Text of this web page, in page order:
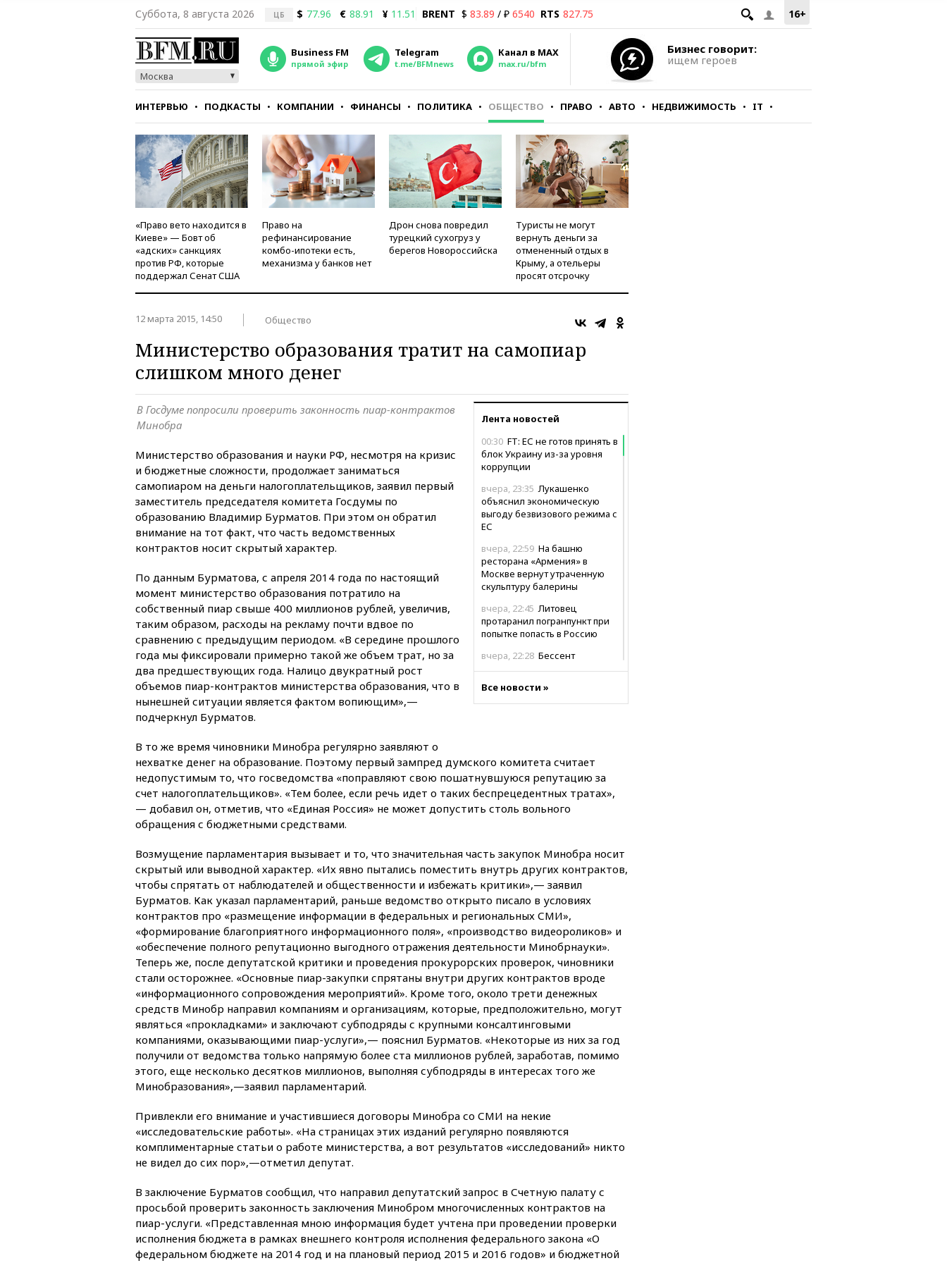
16+
Суббота, 8 августа 2026 ЦБ $ 77.96 € 88.91 ¥ 11.51 BRENT $ 83.89 / ₽ 6540 RTS 827.75
Москва
Business FM
прямой эфир
Telegram
t.me/BFMnews
Канал в MAX
max.ru/bfm
Бизнес говорит:
ищем героев
ИНТЕРВЬЮ ПОДКАСТЫ КОМПАНИИ ФИНАНСЫ ПОЛИТИКА ОБЩЕСТВО ПРАВО АВТО НЕДВИЖИМОСТЬ IT
СТИЛЬ ТЕСТЫ
«Право вето находится в
Киеве» — Бовт об
«адских» санкциях
против РФ, которые
поддержал Сенат США
Право на
рефинансирование
комбо-ипотеки есть,
механизма у банков нет
Дрон снова повредил
турецкий сухогруз у
берегов Новороссийска
Туристы не могут
вернуть деньги за
отмененный отдых в
Крыму, а отельеры
просят отсрочку
12 марта 2015, 14:50 Общество
Министерство образования тратит на самопиар
слишком много денег
Лента новостей
00:30 FT: ЕС не готов принять в
блок Украину из-за уровня
коррупции
вчера, 23:35 Лукашенко
объяснил экономическую
выгоду безвизового режима с
ЕС
вчера, 22:59 На башню
ресторана «Армения» в
Москве вернут утраченную
скульптуру балерины
вчера, 22:45 Литовец
протаранил погранпункт при
попытке попасть в Россию
вчера, 22:28 Бессент
огня США и Ирана
вчера, 22:00Путин поручил
выделить средства на новые
РЛС для Белгородской
области
использовании Starlink для
атак вглубь РФ
вчера, 21:35
После пожара на
складе в Брянске возбудили
уголовное дело
вчера, 21:26 Лидеры сборной
РФ по гимнастике получили
официальный отказ в визах от
Хорватии
вчера, 21:15 Пентагон
опубликовал 16 новых видео с
НЛО
вчера, 21:00 На границе
Украины с Польшей скопилось
свыше 6,5 тысячи грузовиков
вчера, 20:45ПВО за день
сбила еще 75 украинских
беспилотников над Россией
погиб при атаке FPV-дрона в
Белгородской области
вчера, 20:30Лидию Невзорову
заочно арестовали по делу о
финансировании
Все новости »
В Госдуме попросили проверить законность пиар-контрактов
Минобра
Министерство образования и науки РФ, несмотря на кризис
и бюджетные сложности, продолжает заниматься
самопиаром на деньги налогоплательщиков, заявил первый
заместитель председателя комитета Госдумы по
образованию Владимир Бурматов. При этом он обратил
внимание на тот факт, что часть ведомственных
контрактов носит скрытый характер.
По данным Бурматова, с апреля 2014 года по настоящий
момент министерство образования потратило на
собственный пиар свыше 400 миллионов рублей, увеличив,
таким образом, расходы на рекламу почти вдвое по
сравнению с предыдущим периодом. «В середине прошлого
года мы фиксировали примерно такой же объем трат, но за
два предшествующих года. Налицо двукратный рост
объемов пиар-контрактов министерства образования, что в
нынешней ситуации является фактом вопиющим»,—
подчеркнул Бурматов.
В то же время чиновники Минобра регулярно заявляют о
нехватке денег на образование. Поэтому первый зампред думского комитета считает
недопустимым то, что госведомства «поправляют свою пошатнувшуюся репутацию за
счет налогоплательщиков». «Тем более, если речь идет о таких беспрецедентных тратах»,
— добавил он, отметив, что «Единая Россия» не может допустить столь вольного
обращения с бюджетными средствами.
Возмущение парламентария вызывает и то, что значительная часть закупок Минобра носит
скрытый или выводной характер. «Их явно пытались поместить внутрь других контрактов,
чтобы спрятать от наблюдателей и общественности и избежать критики»,— заявил
Бурматов. Как указал парламентарий, раньше ведомство открыто писало в условиях
контрактов про «размещение информации в федеральных и региональных СМИ»,
«формирование благоприятного информационного поля», «производство видеороликов» и
«обеспечение полного репутационно выгодного отражения деятельности Минобрнауки».
Теперь же, после депутатской критики и проведения прокурорских проверок, чиновники
стали осторожнее. «Основные пиар-закупки спрятаны внутри других контрактов вроде
«информационного сопровождения мероприятий». Кроме того, около трети денежных
средств Минобр направил компаниям и организациям, которые, предположительно, могут
являться «прокладками» и заключают субподряды с крупными консалтинговыми
компаниями, оказывающими пиар-услуги»,— пояснил Бурматов. «Некоторые из них за год
получили от ведомства только напрямую более ста миллионов рублей, заработав, помимо
этого, еще несколько десятков миллионов, выполняя субподряды в интересах того же
Минобразования»,—заявил парламентарий.
Привлекли его внимание и участившиеся договоры Минобра со СМИ на некие
«исследовательские работы». «На страницах этих изданий регулярно появляются
комплиментарные статьи о работе министерства, а вот результатов «исследований» никто
не видел до сих пор»,—отметил депутат.
В заключение Бурматов сообщил, что направил депутатский запрос в Счетную палату с
просьбой проверить законность заключения Минобром многочисленных контрактов на
пиар-услуги. «Представленная мною информация будет учтена при проведении проверки
исполнения бюджета в рамках внешнего контроля исполнения федерального закона «О
федеральном бюджете на 2014 год и на плановый период 2015 и 2016 годов» и бюджетной